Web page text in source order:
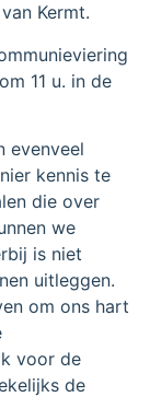
Kermt.
11 u. in de
evenveel
kennis te
die over
we
is niet
uitleggen.
om ons hart
voor de
de